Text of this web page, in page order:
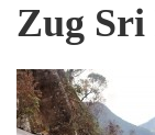
Zug Sri